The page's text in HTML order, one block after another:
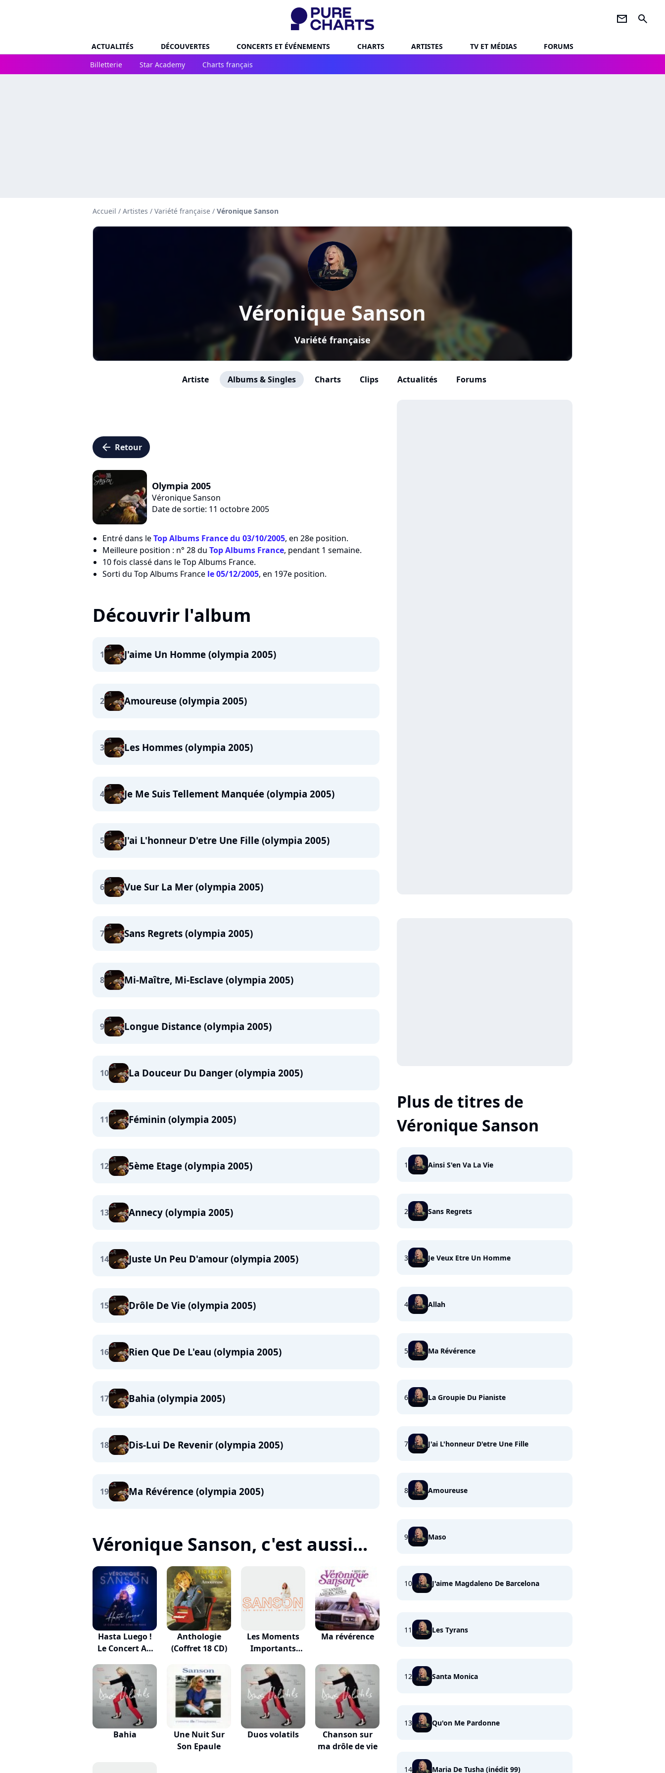
newsletter search
ACTUALITÉS DÉCOUVERTES CONCERTS ET ÉVÉNEMENTS CHARTS ARTISTES TV ET MÉDIAS
FORUMS
Billetterie
Star Academy Charts français
Accueil / Artistes / Variété française / Véronique Sanson
Véronique Sanson
Variété française
Artiste Albums & Singles Charts Clips Actualités Forums
arrow_left Retour
Olympia 2005
Véronique Sanson
Date de sortie: 11 octobre 2005
Entré dans leTop Albums France du 03/10/2005, en 28e position.
Meilleure position : n° 28 du Top Albums France, pendant 1 semaine.
10 fois classé dans le Top Albums France.
Sorti du Top Albums France le 05/12/2005, en 197e position.
Découvrir l'album
1 J'aime Un Homme (olympia 2005)
2 Amoureuse (olympia 2005)
3 Les Hommes (olympia 2005)
4 Je Me Suis Tellement Manquée (olympia 2005)
5 J'ai L'honneur D'etre Une Fille (olympia 2005)
6 Vue Sur La Mer (olympia 2005)
7 Sans Regrets (olympia 2005)
8 Mi-Maître, Mi-Esclave (olympia 2005)
9 Longue Distance (olympia 2005)
10 La Douceur Du Danger (olympia 2005)
11 Féminin (olympia 2005)
12 5ème Etage (olympia 2005)
13 Annecy (olympia 2005)
14 Juste Un Peu D'amour (olympia 2005)
15 Drôle De Vie (olympia 2005)
16 Rien Que De L'eau (olympia 2005)
17 Bahia (olympia 2005)
18 Dis-Lui De Revenir (olympia 2005)
19 Ma Révérence (olympia 2005)
Véronique Sanson, c'est aussi...
Hasta Luego !
Le Concert Au
Anthologie
(Coffret 18 CD)
Les Moments
Importants
Ma révérence
Bahia
Une Nuit Sur
Son Epaule
Duos volatils
Chanson sur
ma drôle de vie
Plus de titres de
Véronique Sanson
1 Ainsi S'en Va La Vie
2 Sans Regrets
3 Je Veux Etre Un Homme
4 Allah
5 Ma Révérence
6 La Groupie Du Pianiste
7 J'ai L'honneur D'etre Une Fille
8 Amoureuse
9 Maso
10 J'aime Magdaleno De Barcelona
11 Les Tyrans
12 Santa Monica
13 Qu'on Me Pardonne
14 Maria De Tusha (inédit 99)